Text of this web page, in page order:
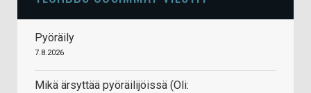
Pyöräily
7.8.2026
Mikä ärsyttää pyöräilijöissä (Oli: